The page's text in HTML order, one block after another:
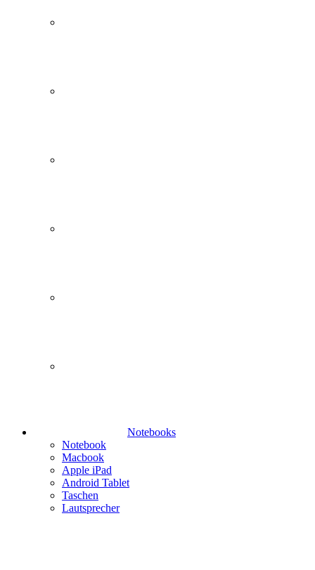
Notebooks
Notebook
Macbook
Apple iPad
Android Tablet
Taschen
Lautsprecher